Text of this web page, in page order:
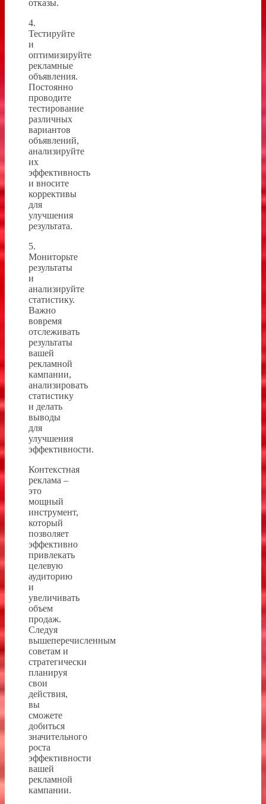
отказы.
4.
Тестируйте
и
оптимизируйте
рекламные
объявления.
Постоянно
проводите
тестирование
различных
вариантов
объявлений,
анализируйте
их
эффективность
и вносите
коррективы
для
улучшения
результата.
5.
Мониторьте
результаты
и
анализируйте
статистику.
Важно
вовремя
отслеживать
результаты
вашей
рекламной
кампании,
анализировать
статистику
и делать
выводы
для
улучшения
эффективности.
Контекстная
реклама –
это
мощный
инструмент,
который
позволяет
эффективно
привлекать
целевую
аудиторию
и
увеличивать
объем
продаж.
Следуя
вышеперечисленным
советам и
стратегически
планируя
свои
действия,
вы
сможете
добиться
значительного
роста
эффективности
вашей
рекламной
кампании.